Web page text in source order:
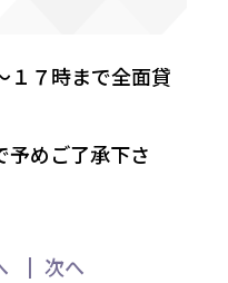
１７時まで全面貸
予めご了承下さ
次へ